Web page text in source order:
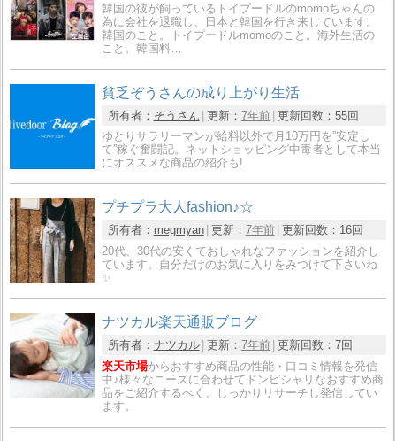
韓国の彼が飼っているトイプードルのmomoちゃんの
為に会社を退職し、日本と韓国を行き来しています。
韓国のこと。トイプードルmomoのこと。海外生活の
こと。韓国料…
貧乏ぞうさんの成り上がり生活
所有者： ぞうさん 更新： 7年前 更新回数： 55回
ゆとりサラリーマンが給料以外で月10万円を”安定し
て”稼ぐ奮闘記。ネットショッピング中毒者として本当
にオススメな商品の紹介も!
プチプラ大人fashion♪☆
所有者： megmyan 更新： 7年前 更新回数： 16回
20代、30代の安くておしゃれなファッションを紹介し
ています。自分だけのお気に入りをみつけて下さいね
✨
ナツカル楽天通販ブログ
所有者： ナツカル 更新： 7年前 更新回数： 7回
楽天市場からおすすめ商品の性能・口コミ情報を発信
中♪様々なニーズに合わせてドンピシャリなおすすめ商
品をご紹介するべく、しっかりリサーチし発信してい
ます。